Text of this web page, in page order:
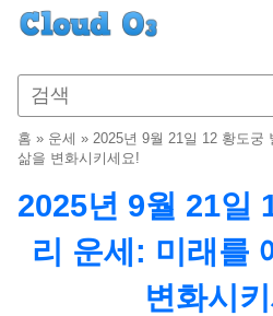
홈 » 운세 » 2025년 9월 21일 12 황도궁
삶을 변화시키세요!
2025년 9월 21일
리 운세: 미래를
변화시